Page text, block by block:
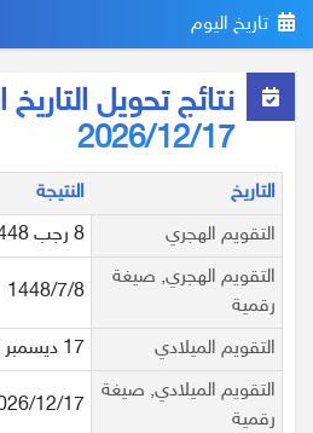
تاريخ اليوم
نتائج تحويل
2026/12/17
التاريخ
النتيجة
التقويم الهجري
8 رجب 1448
التقويم الهجري, صيغة
رقمية
1448/7/8
التقويم الميلادي
17 ديسمبر 2026
التقويم الميلادي, صيغة
رقمية
12/17